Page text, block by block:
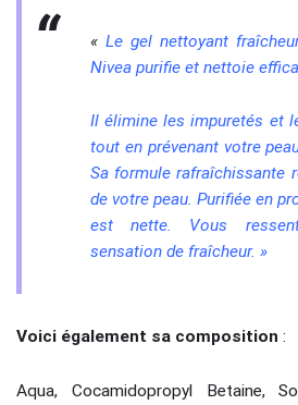
« Le gel nettoyant
Nivea purifie et nettoie
Il élimine les impuretés et
tout en prévenant votre
Sa formule rafraîchissante
de votre peau. Purifiée en
est nette. Vous
sensation de fraîcheur. »
Voici également sa composition :
Aqua, Cocamidopropyl Betaine,